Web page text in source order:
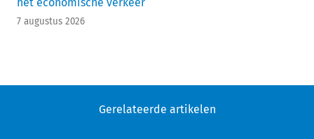
7 augustus 2026
Gerelateerde artikelen